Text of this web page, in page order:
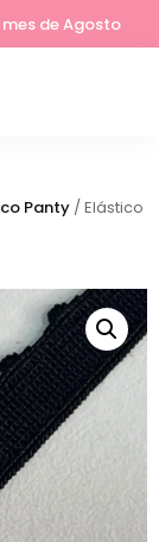
Panty / Elástico